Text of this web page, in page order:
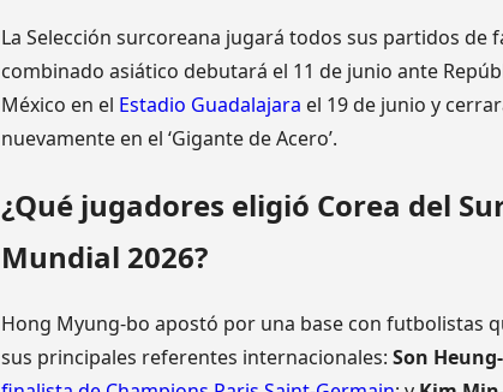
La Selección surcoreana jugará todos sus partidos de
combinado asiático debutará el 11 de junio ante
México en el Estadio Guadalajara el 19 de junio y
nuevamente en el ‘Gigante de Acero’.
¿Qué jugadores eligió Corea del
Mundial 2026?
Hong Myung-bo apostó por una base con futbolistas
sus principales referentes internacionales: Son